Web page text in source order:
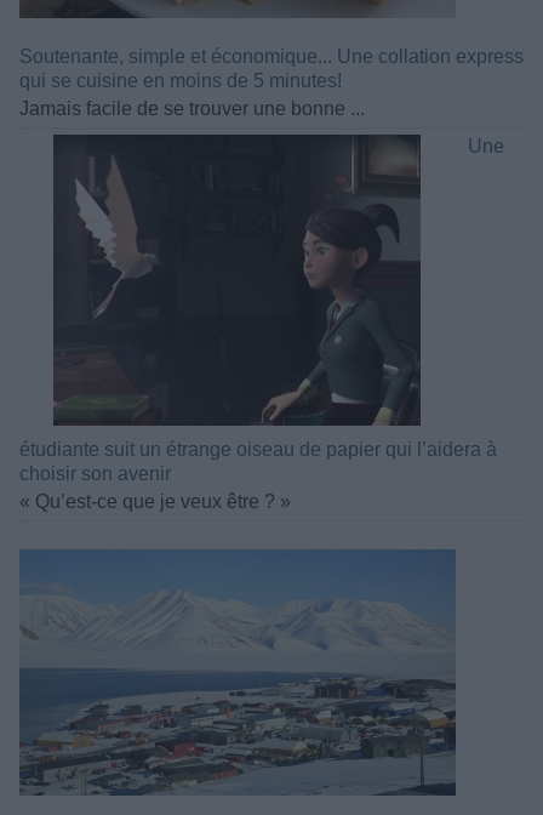
Soutenante, simple et économique... Une collation express
qui se cuisine en moins de 5 minutes!
Jamais facile de se trouver une bonne ...
Une
étudiante suit un étrange oiseau de papier qui l’aidera à
choisir son avenir
« Qu’est-ce que je veux être ? »